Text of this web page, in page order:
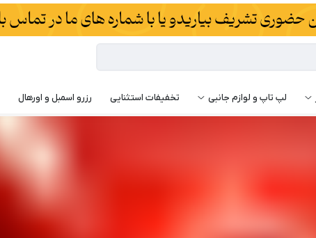
لپ تاپ و لوازم جانبی تخفیفات استثنایی رزرو اسمبل و اورهال